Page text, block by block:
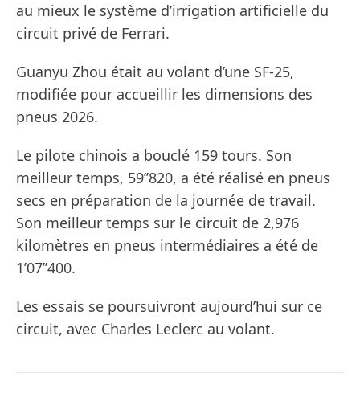
au mieux le système d’irrigation artificielle du
circuit privé de Ferrari.
Guanyu Zhou était au volant d’une SF-25,
modifiée pour accueillir les dimensions des
pneus 2026.
Le pilote chinois a bouclé 159 tours. Son
meilleur temps, 59’’820, a été réalisé en pneus
secs en préparation de la journée de travail.
Son meilleur temps sur le circuit de 2,976
kilomètres en pneus intermédiaires a été de
1’07’’400.
Les essais se poursuivront aujourd’hui sur ce
circuit, avec Charles Leclerc au volant.